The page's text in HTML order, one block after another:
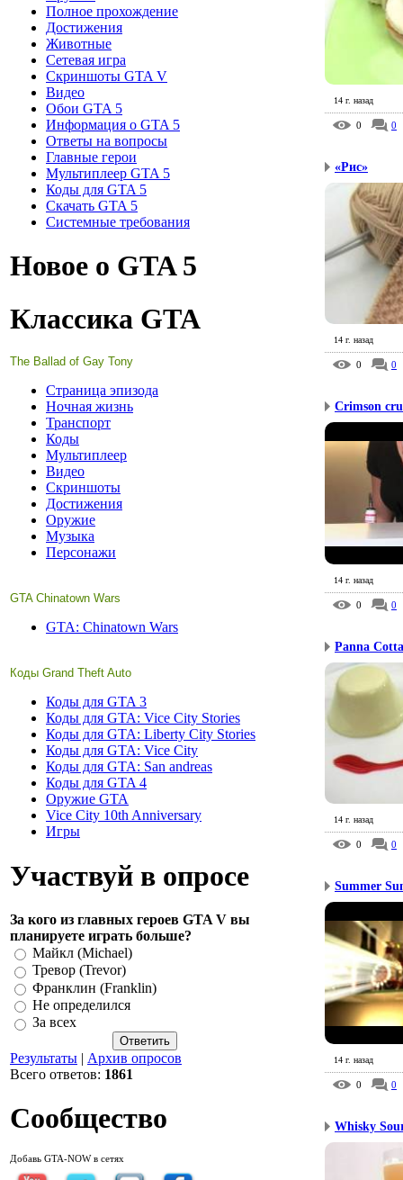
Полное прохождение
Достижения
Животные
Сетевая игра
Скриншоты GTA V
Видео
Обои GTA 5
Информация о GTA 5
Ответы на вопросы
Главные герои
Мультиплеер GTA 5
Коды для GTA 5
Скачать GTA 5
Системные требования
Новое о GTA 5
Классика GTA
The Ballad of Gay Tony
Страница эпизода
Ночная жизнь
Транспорт
Коды
Мультиплеер
Видео
Скриншоты
Достижения
Оружие
Музыка
Персонажи
GTA Chinatown Wars
GTA: Chinatown Wars
Коды Grand Theft Auto
Коды для GTA 3
Коды для GTA: Vice City Stories
Коды для GTA: Liberty City Stories
Коды для GTA: Vice City
Коды для GTA: San andreas
Коды для GTA 4
Оружие GTA
Vice City 10th Anniversary
Игры
Участвуй в опросе
За кого из главных героев GTA V вы
планируете играть больше?
Майкл (Michael)
Тревор (Trevor)
Франклин (Franklin)
Не определился
За всех
Результаты | Архив опросов
Всего ответов: 1861
Сообщество
Добавь GTA-NOW в сетях
14 г. назад
0 0
«Рис»
14 г. назад
0 0
Crimson
14 г. назад
0 0
Panna Cotta
14 г. назад
0 0
Summer
14 г. назад
0 0
Whisky